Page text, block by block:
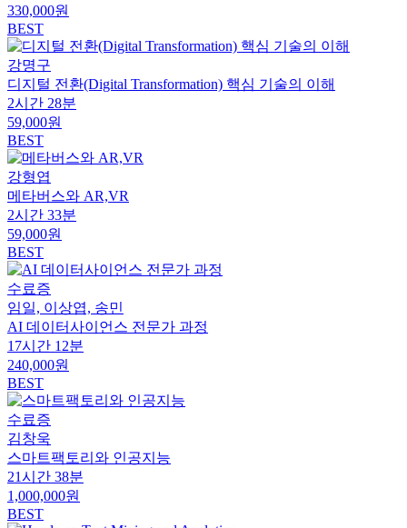
330,000원
BEST
강명구
디지털 전환(Digital Transformation) 핵심 기술의 이해
2시간 28분
59,000원
BEST
강형엽
메타버스와 AR,VR
2시간 33분
59,000원
BEST
수료증
임일, 이상엽, 송민
AI 데이터사이언스 전문가 과정
17시간 12분
240,000원
BEST
수료증
김창욱
스마트팩토리와 인공지능
21시간 38분
1,000,000원
BEST